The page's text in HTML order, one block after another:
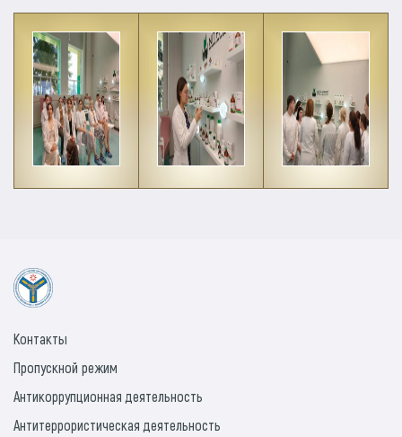
Контакты
Пропускной режим
Антикоррупционная деятельность
Антитеррористическая деятельность